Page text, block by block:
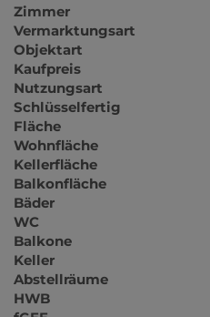
Zimmer
Vermarktungsart
Objektart
Kaufpreis
Nutzungsart
Schlüsselfertig
Fläche
Wohnfläche
Kellerfläche
Balkonfläche
Bäder
WC
Balkone
Keller
Abstellräume
HWB